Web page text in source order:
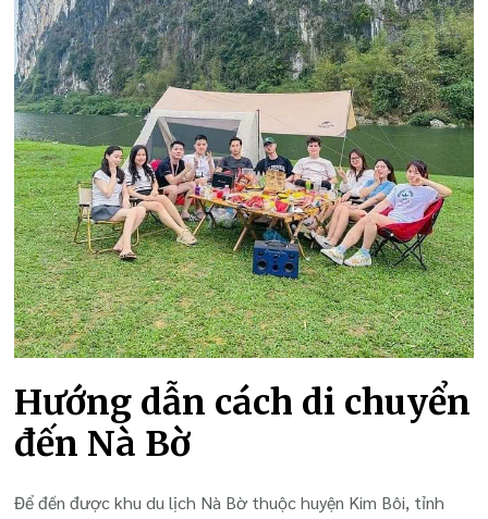
Hướng dẫn cách di chuyển
đến Nà Bờ
Để đến được khu du lịch Nà Bờ thuộc huyện Kim Bôi, tỉnh